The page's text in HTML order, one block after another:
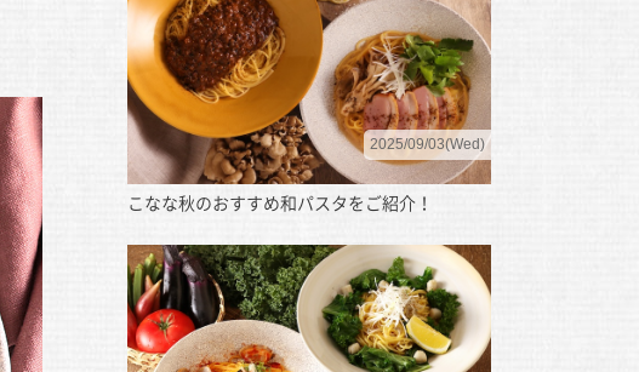
2025/09/03(Wed)
こなな秋のおすすめ和パスタをご紹介！